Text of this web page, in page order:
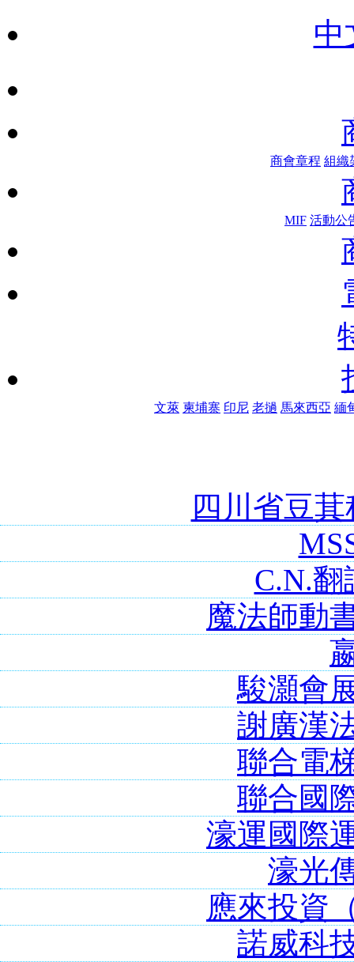
中
商會章程 組織
MIF 活動公
文萊 柬埔寨 印尼 老撾 馬來西亞 緬
四川省豆
C.N.
魔法師動
駿灝會
謝廣漢
聯合電
聯合國
濠運國際
濠光
應來投資
諾威科